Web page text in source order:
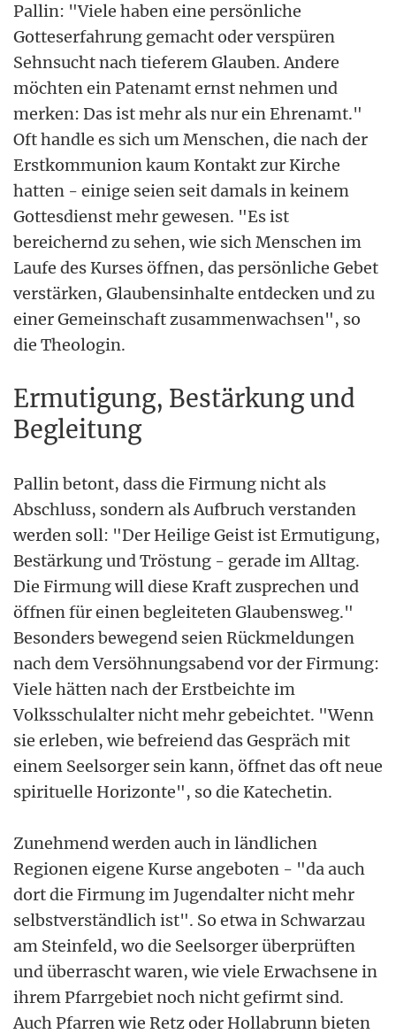
Pallin: "Viele haben eine persönliche
Gotteserfahrung gemacht oder verspüren
Sehnsucht nach tieferem Glauben. Andere
möchten ein Patenamt ernst nehmen und
merken: Das ist mehr als nur ein Ehrenamt."
Oft handle es sich um Menschen, die nach der
Erstkommunion kaum Kontakt zur Kirche
hatten - einige seien seit damals in keinem
Gottesdienst mehr gewesen. "Es ist
bereichernd zu sehen, wie sich Menschen im
Laufe des Kurses öffnen, das persönliche Gebet
verstärken, Glaubensinhalte entdecken und zu
einer Gemeinschaft zusammenwachsen", so
die Theologin.
Ermutigung, Bestärkung und
Begleitung
Pallin betont, dass die Firmung nicht als
Abschluss, sondern als Aufbruch verstanden
werden soll: "Der Heilige Geist ist Ermutigung,
Bestärkung und Tröstung - gerade im Alltag.
Die Firmung will diese Kraft zusprechen und
öffnen für einen begleiteten Glaubensweg."
Besonders bewegend seien Rückmeldungen
nach dem Versöhnungsabend vor der Firmung:
Viele hätten nach der Erstbeichte im
Volksschulalter nicht mehr gebeichtet. "Wenn
sie erleben, wie befreiend das Gespräch mit
einem Seelsorger sein kann, öffnet das oft neue
spirituelle Horizonte", so die Katechetin.
Zunehmend werden auch in ländlichen
Regionen eigene Kurse angeboten - "da auch
dort die Firmung im Jugendalter nicht mehr
selbstverständlich ist". So etwa in Schwarzau
am Steinfeld, wo die Seelsorger überprüften
und überrascht waren, wie viele Erwachsene in
ihrem Pfarrgebiet noch nicht gefirmt sind.
Auch Pfarren wie Retz oder Hollabrunn bieten